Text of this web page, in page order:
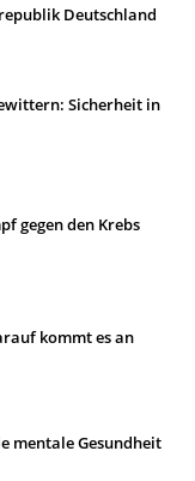
Deutschland
Sicherheit in
gegen den Krebs
kommt es an
mentale Gesundheit